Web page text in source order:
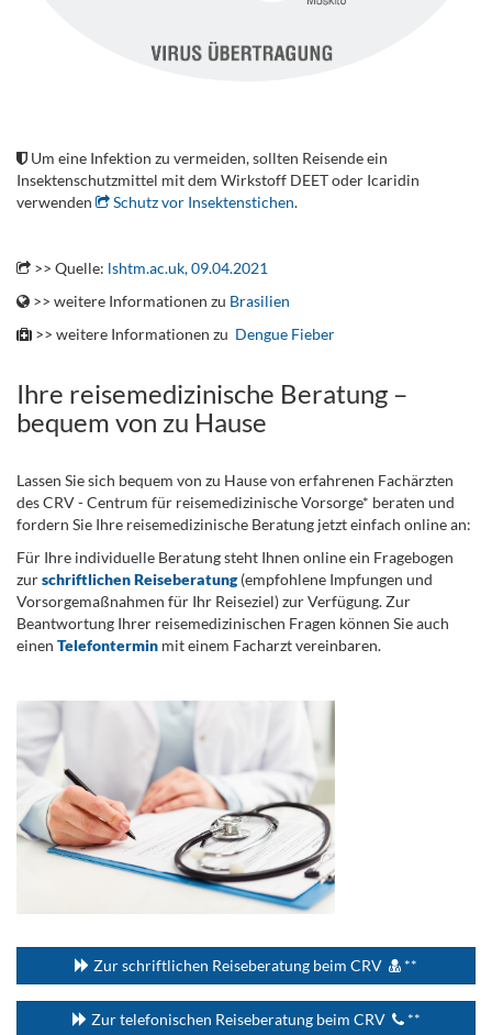
Um eine Infektion zu vermeiden, sollten Reisende ein
Insektenschutzmittel mit dem Wirkstoff DEET oder Icaridin
verwenden
Schutz vor Insektenstichen.
>> Quelle: lshtm.ac.uk, 09.04.2021
>> weitere Informationen zu Brasilien
>> weitere Informationen zu Dengue Fieber
Ihre reisemedizinische Beratung –
bequem von zu Hause
Lassen Sie sich bequem von zu Hause von erfahrenen Fachärzten
des CRV - Centrum für reisemedizinische Vorsorge* beraten und
fordern Sie Ihre reisemedizinische Beratung jetzt einfach online an:
Für Ihre individuelle Beratung steht Ihnen online ein Fragebogen
zurschriftlichen Reiseberatung(empfohlene Impfungen und
Vorsorgemaßnahmen für Ihr Reiseziel) zur Verfügung. Zur
Beantwortung Ihrer reisemedizinischen Fragen können Sie auch
einen Telefontermin mit einem Facharzt vereinbaren.
Zur schriftlichen Reiseberatung beim CRV **
Zur telefonischen Reiseberatung beim CRV **